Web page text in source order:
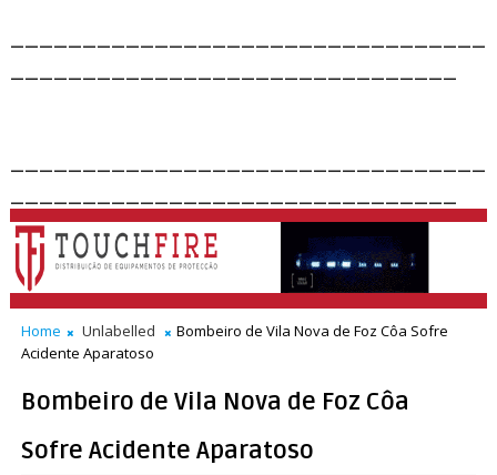
Home Unlabelled
Bombeiro de Vila Nova de Foz Côa Sofre
Acidente Aparatoso
Bombeiro de Vila Nova de Foz Côa
Sofre Acidente Aparatoso